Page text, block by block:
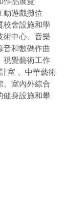
動遊戲攤位
校舍設施和學
術中心、音樂
音和數碼作曲
視覺藝術工作
室 、中華藝術
、室內外綜合
健身設施和攀